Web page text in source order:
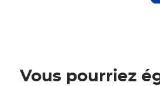
Vous pourriez